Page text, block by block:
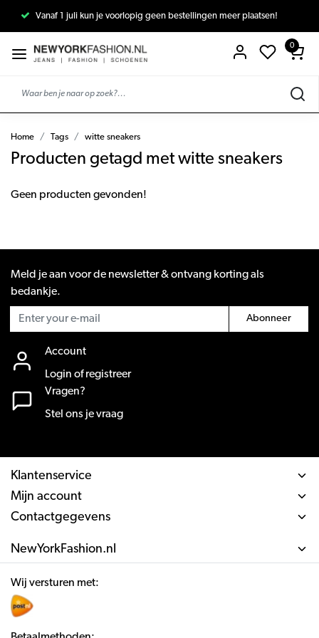
Vanaf 1 juli kun je voorlopig geen bestellingen meer plaatsen!
0
Home Tags witte sneakers
Producten getagd met witte sneakers
Geen producten gevonden!
Meld je aan voor de newsletter & ontvang korting als
bedankje.
Abonneer
Account
Login of registreer
Vragen?
Stel ons je vraag
Klantenservice
Mijn account
Contactgegevens
NewYorkFashion.nl
Wij versturen met: